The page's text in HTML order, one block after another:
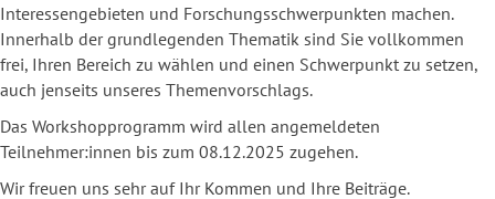
Interessengebieten und Forschungsschwerpunkten machen.
Innerhalb der grundlegenden Thematik sind Sie vollkommen
frei, Ihren Bereich zu wählen und einen Schwerpunkt zu setzen,
auch jenseits unseres Themenvorschlags.
Das Workshopprogramm wird allen angemeldeten
Teilnehmer:innen bis zum 08.12.2025 zugehen.
Wir freuen uns sehr auf Ihr Kommen und Ihre Beiträge.